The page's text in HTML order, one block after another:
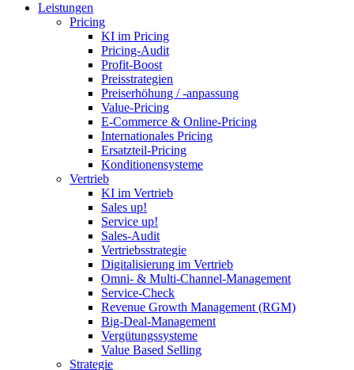
Leistungen
Pricing
KI im Pricing
Pricing-Audit
Profit-Boost
Preisstrategien
Preiserhöhung / -anpassung
Value-Pricing
E-Commerce & Online-Pricing
Internationales Pricing
Ersatzteil-Pricing
Konditionensysteme
Vertrieb
KI im Vertrieb
Sales up!
Service up!
Sales-Audit
Vertriebsstrategie
Digitalisierung im Vertrieb
Omni- & Multi-Channel-Management
Service-Check
Revenue Growth Management (RGM)
Big-Deal-Management
Vergütungssysteme
Value Based Selling
Strategie